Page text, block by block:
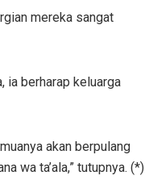
mereka sangat
ia berharap keluarga
akan berpulang
wa ta’ala,” tutupnya. (*)